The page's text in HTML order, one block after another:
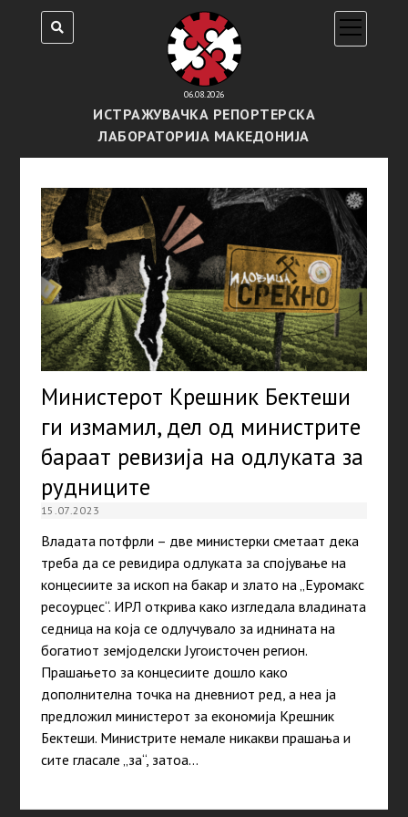
06.08.2026
ИСТРАЖУВАЧКА РЕПОРТЕРСКА
ЛАБОРАТОРИЈА МАКЕДОНИЈА
open
menu
Министерот Крешник Бектеши
ги измамил, дел од министрите
бараат ревизија на одлуката за
рудниците
15.07.2023
Владата потфрли – две министерки сметаат дека
треба да се ревидира одлуката за спојување на
концесиите за ископ на бакар и злато на „Еуромакс
ресоурцес“. ИРЛ открива како изгледала владината
седница на која се одлучувало за иднината на
богатиот земјоделски Југоисточен регион.
Прашањето за концесиите дошло како
дополнителна точка на дневниот ред, а неа ја
предложил министерот за економија Крешник
Бектеши. Министрите немале никакви прашања и
сите гласале „за“, затоа…